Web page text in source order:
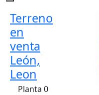
Terreno
en
venta
León,
Leon
Planta 0